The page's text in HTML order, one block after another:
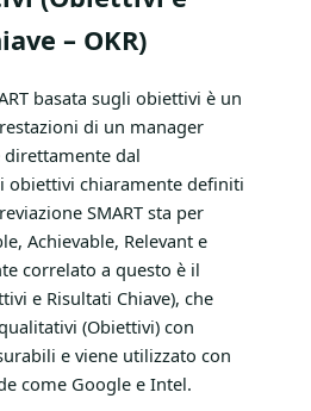
– OKR)
basata sugli obiettivi è un
di un manager
dal
obiettivi chiaramente definiti
SMART sta per
Achievable, Relevant e
correlato a questo è il
e Risultati Chiave), che
(Obiettivi) con
e viene utilizzato con
come Google e Intel.